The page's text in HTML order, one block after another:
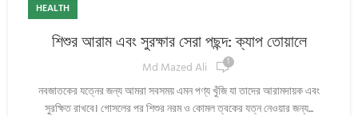
HEALTH
শিশুর আরাম এবং সুরক্ষার সেরা পছন্দ: ক্যাপ তোয়ালে
Md Mazed Ali 1
নবজাতকের যত্নের জন্য আমরা সবসময় এমন পণ্য খুঁজি যা তাদের আরামদায়ক এবং
সুরক্ষিত রাখবে। গোসলের পর শিশুর নরম ও কোমল ত্বকের যত্ন নেওয়ার জন্য...